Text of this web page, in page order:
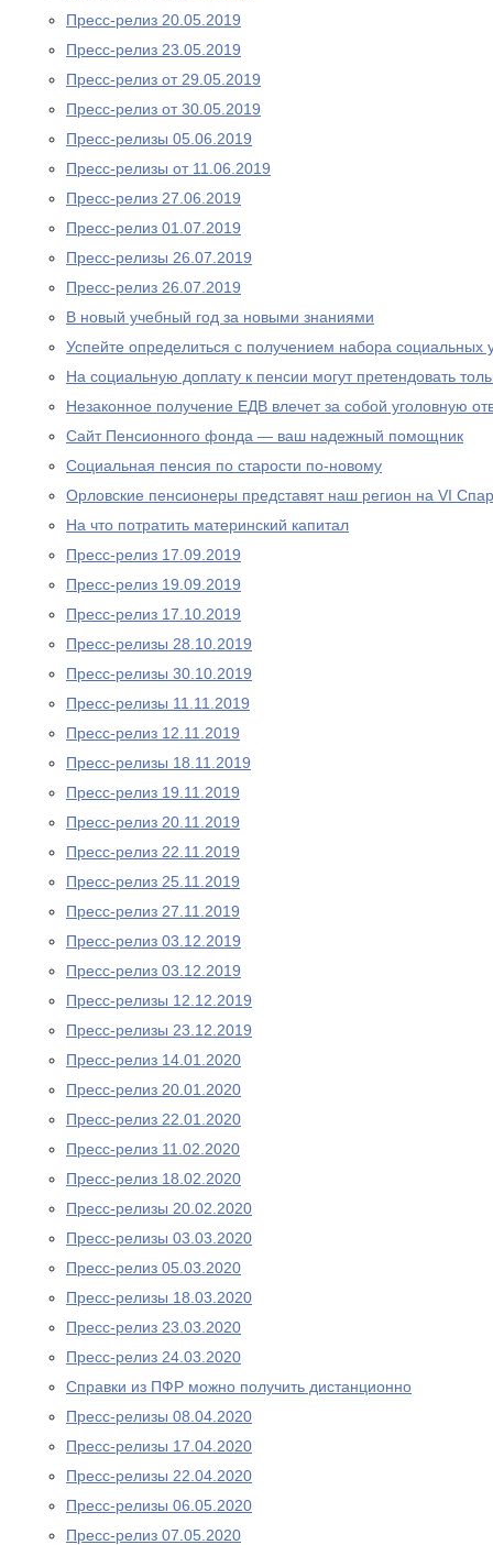
Пресс-релиз 20.05.2019
Пресс-релиз 23.05.2019
Пресс-релиз от 29.05.2019
Пресс-релиз от 30.05.2019
Пресс-релизы 05.06.2019
Пресс-релизы от 11.06.2019
Пресс-релиз 27.06.2019
Пресс-релиз 01.07.2019
Пресс-релизы 26.07.2019
Пресс-релиз 26.07.2019
В новый учебный год за новыми знаниями
Успейте определиться с получением набора социальных
На социальную доплату к пенсии могут претендовать
Незаконное получение ЕДВ влечет за собой уголовную
Сайт Пенсионного фонда — ваш надежный помощник
Социальная пенсия по старости по-новому
Орловские пенсионеры представят наш регион на VI
На что потратить материнский капитал
Пресс-релиз 17.09.2019
Пресс-релиз 19.09.2019
Пресс-релиз 17.10.2019
Пресс-релизы 28.10.2019
Пресс-релизы 30.10.2019
Пресс-релизы 11.11.2019
Пресс-релиз 12.11.2019
Пресс-релизы 18.11.2019
Пресс-релиз 19.11.2019
Пресс-релиз 20.11.2019
Пресс-релиз 22.11.2019
Пресс-релиз 25.11.2019
Пресс-релиз 27.11.2019
Пресс-релиз 03.12.2019
Пресс-релиз 03.12.2019
Пресс-релизы 12.12.2019
Пресс-релизы 23.12.2019
Пресс-релиз 14.01.2020
Пресс-релиз 20.01.2020
Пресс-релиз 22.01.2020
Пресс-релиз 11.02.2020
Пресс-релиз 18.02.2020
Пресс-релизы 20.02.2020
Пресс-релизы 03.03.2020
Пресс-релиз 05.03.2020
Пресс-релизы 18.03.2020
Пресс-релиз 23.03.2020
Пресс-релиз 24.03.2020
Справки из ПФР можно получить дистанционно
Пресс-релизы 08.04.2020
Пресс-релизы 17.04.2020
Пресс-релизы 22.04.2020
Пресс-релизы 06.05.2020
Пресс-релиз 07.05.2020